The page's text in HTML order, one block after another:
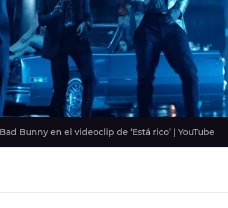
Bunny en el videoclip de ‘Está rico’ | YouTube